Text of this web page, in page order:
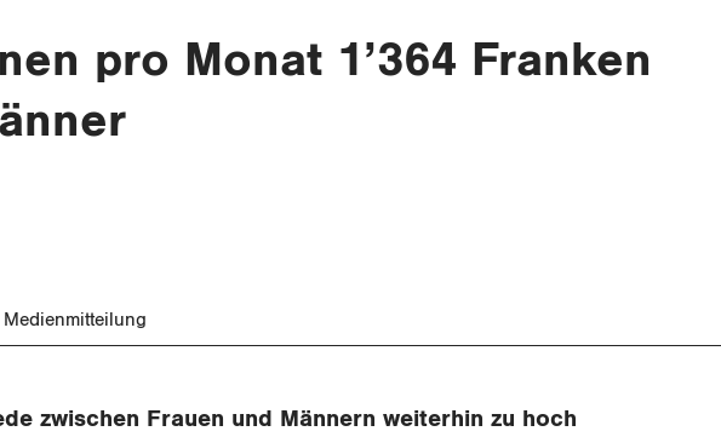
pro Monat 1’364 Franken
Medienmitteilung
zwischen Frauen und Männern weiterhin zu hoch